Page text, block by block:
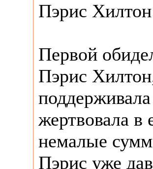
Пэрис
Первой
Пэрис
жертвовала в
немалые
Пэрис уже